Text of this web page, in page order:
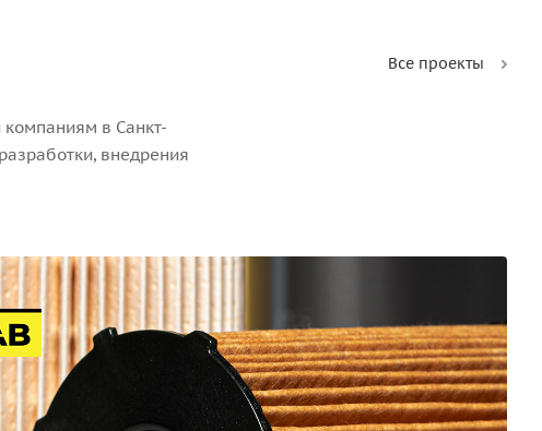
Все проекты
в Санкт-
внедрения